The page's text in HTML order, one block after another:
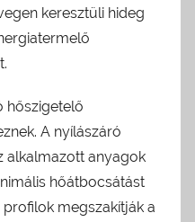
keresztüli hideg
hőszigetelő
A nyílászáró
alkalmazott anyagok
hőátbocsátást
megszakítják a